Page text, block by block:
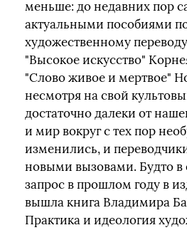
меньше: до недавних пор
актуальными пособиями
художественному
"Высокое искусство"
"Слово живое и мертвое"
несмотря на свой
достаточно далеки от
и мир вокруг с тех пор
изменились, и
новыми вызовами. Будто в
запрос в прошлом году в
вышла книга Владимира
Практика и идеология